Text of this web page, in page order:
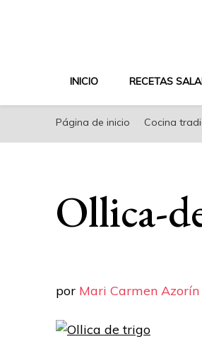
INICIO RECETAS
Página de inicio Cocina
Ollica-
por Mari Carmen Azorín